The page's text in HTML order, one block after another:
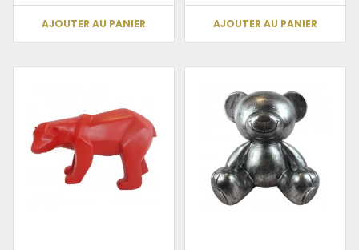
AJOUTER AU PANIER AJOUTER AU PANIER